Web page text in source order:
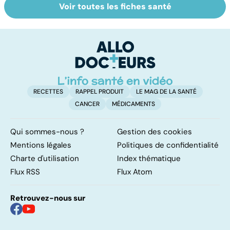
Tout savoir sur
les infections
Inflammation des
amygdales : que
d'angine ?
Voir toutes les fiches santé
RECETTES RAPPEL PRODUIT
LE MAG DE LA SANTÉ
CANCER
MÉDICAMENTS
Qui sommes-nous ?
Gestion des cookies
Mentions légales
Politiques de confidentialité
Charte d'utilisation
Index thématique
Flux RSS
Flux Atom
Retrouvez-nous sur